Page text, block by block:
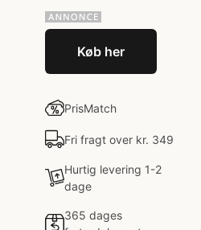
Køb her
PrisMatch
Fri fragt over kr. 349
Hurtig levering 1-2
dage
365 dages